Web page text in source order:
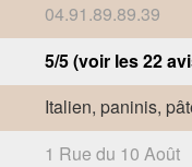
04.91.89.89.39
5/5 (voir les 22
Italien, paninis,
1 Rue du 10 Août